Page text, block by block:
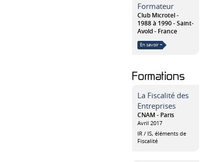
Formateur
Club Microtel
1988 à 1990 Saint-
Avold
France
En savoir +
Formations
La Fiscalité des
Entreprises
CNAM - Paris
Avril 2017
IR / IS, éléments de
Fiscalité